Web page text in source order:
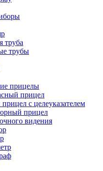
труба
трубы
прицелы
прицел
с целеуказателем
прицел
видения